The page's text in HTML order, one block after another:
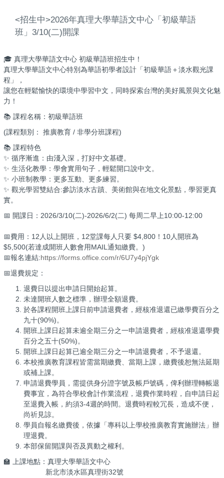
<招生中>2026年真理大學華語文中心「初級華語
班」3/10(二)開課
🎓 真理大學華語文中心 初級華語班招生中！
真理大學華語文中心特別為華語初學者設計「初級華語＋淡水觀光課
程」，
讓您在輕鬆愉快的環境中學習中文，同時探索台灣的美好風景與文化魅
力！
📚 課程名稱：初級華語班
(課程類別： 推廣教育 / 非學分班課程)
📚 課程特色
✨ 循序漸進：由淺入深，打好中文基礎。
✨ 生活化教學：學會實用句子，輕鬆開口說中文。
✨ 小班制教學：更多互動、更多練習。
✨ 觀光學習雙結合:參訪淡水古蹟、美術館與在地文化景點，學習更真
實。
📅 開課日：2026/3/10(二)-2026/6/2(二) 每周二早上10:00-12:00
📅費用：12人以上開班，12堂課每人只要 $4,800！10人開班為
$5,500(若達成開班人數會用MAIL通知繳費。)
📅報名連結:https://forms.office.com/r/6U7y4pjYgk
📅退費規定：
退費日以提出申請日開始起算。
未達開班人數之標準，辦理全額退費。
於各課程開班上課日前申請退費者，經核准退還已繳學費百分之
九十(90%)。
開班上課日起算未逾全期三分之一申請退費者，經核准退還學費
百分之五十(50%)。
開班上課日起算已逾全期三分之一申請退費者，不予退還。
本校推廣教育課程皆需當期繳費、當期上課，繳費後恕無法延期
或補上課。
申請退費學員，需提供身分證字號及帳戶號碼，俾利辦理轉帳退
費事宜，為符合學校會計作業流程，退費作業時程，自申請日起
至退費入帳，約須3-4週的時間。退費時程較冗長，造成不便，
尚祈見諒。
學員自報名繳費後，依據「專科以上學校推廣教育實施辦法」辦
理退費。
本部保留開課與否及異動之權利。
🏫 上課地點：真理大學華語文中心
新北市淡水區真理街32號